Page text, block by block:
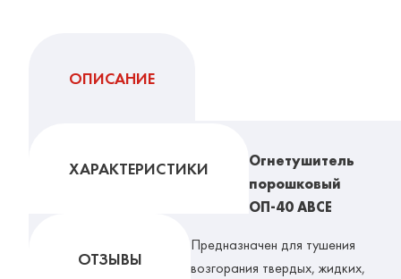
ОПИСАНИЕ
ХАРАКТЕРИСТИКИ
ОТЗЫВЫ
Огнетушитель
порошковый
ОП-40 АВСЕ
Предназначен для тушения
возгорания твердых, жидких,